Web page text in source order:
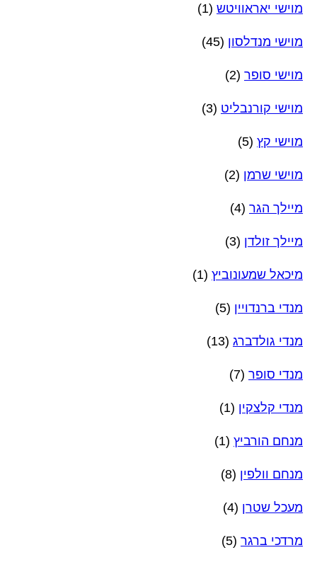
מוישי יאראוויטש (1)
מוישי מנדלסון (45)
מוישי סופר (2)
מוישי קורנבליט (3)
מוישי קץ (5)
מוישי שרמן (2)
מיילך הגר (4)
מיילך זולדן (3)
מיכאל שמעונוביץ (1)
מנדי ברנדויין (5)
מנדי גולדברג (13)
מנדי סופר (7)
מנדי קלצקין (1)
מנחם הורביץ (1)
מנחם וולפין (8)
מעכל שטרן (4)
מרדכי ברגר (5)